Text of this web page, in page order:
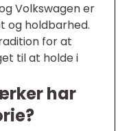
Volkswagen er
og holdbarhed.
for at
til at holde i
har